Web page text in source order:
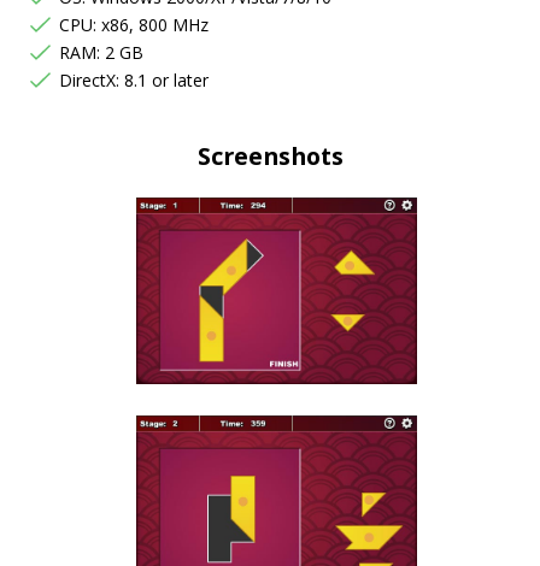
CPU: x86, 800 MHz
RAM: 2 GB
DirectX: 8.1 or later
Screenshots